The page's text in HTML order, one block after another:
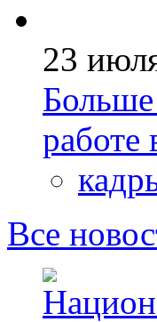
23
работе
Все